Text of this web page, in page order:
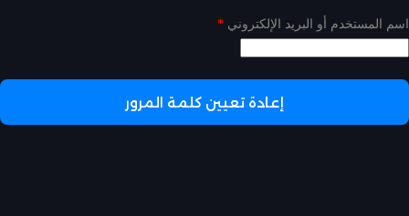
اسم المستخدم أو البريد الإلكتروني *مطلوبة
إعادة تعيين كلمة المرور